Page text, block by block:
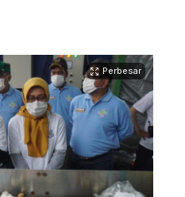
Perbesar